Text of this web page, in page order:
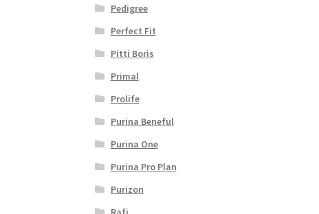
Pedigree
Perfect Fit
Pitti Boris
Primal
Prolife
Purina Beneful
Purina One
Purina Pro Plan
Purizon